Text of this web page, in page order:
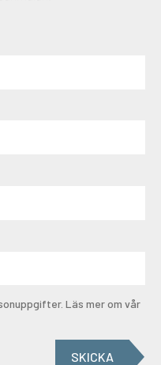
Läs mer om vår
SKICKA